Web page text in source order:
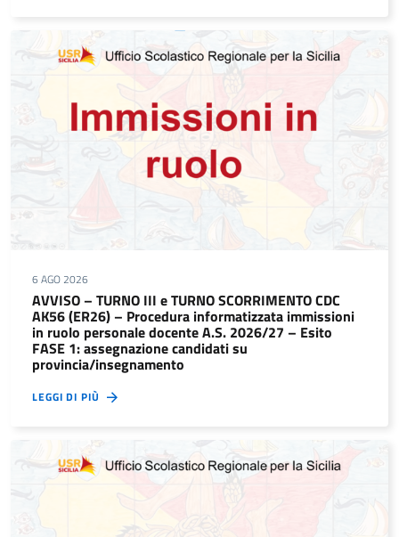
6 AGO 2026
AVVISO – TURNO III e TURNO SCORRIMENTO CDC
AK56 (ER26) – Procedura informatizzata immissioni
in ruolo personale docente A.S. 2026/27 – Esito
FASE 1: assegnazione candidati su
provincia/insegnamento
LEGGI DI PIÙ